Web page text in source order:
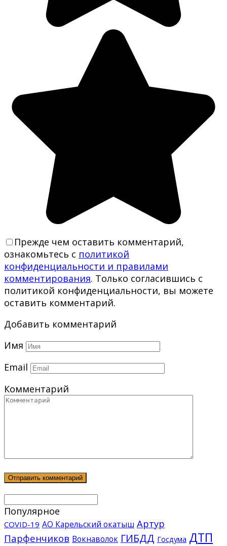
Прежде чем оставить комментарий,
ознакомьтесь с политикой
конфиденциальности и правилами
комментирования. Только согласившись с
политикой конфиденциальности, вы можете
оставить комментарий.
Добавить комментарий
Имя
Email
Комментарий
Популярное
COVID-19 АО Карельский окатыш Артур
Парфенчиков Вокнаволок ГИБДД Госдума ДТП